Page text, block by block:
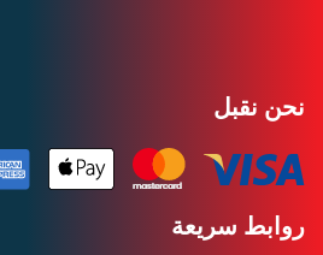
نحن نقبل
روابط سريعة